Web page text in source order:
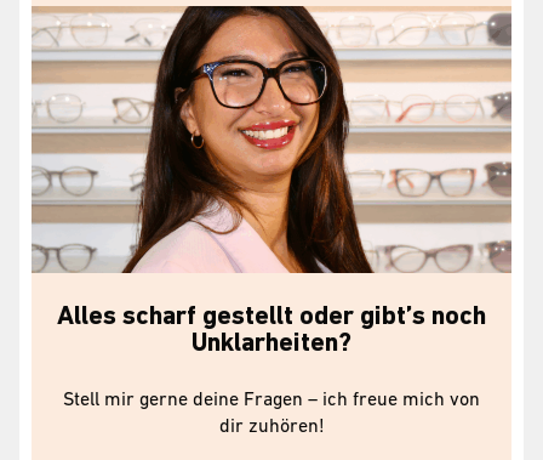
Alles scharf gestellt oder gibt’s noch
Unklarheiten?
Stell mir gerne deine Fragen – ich freue mich von
dir zuhören!